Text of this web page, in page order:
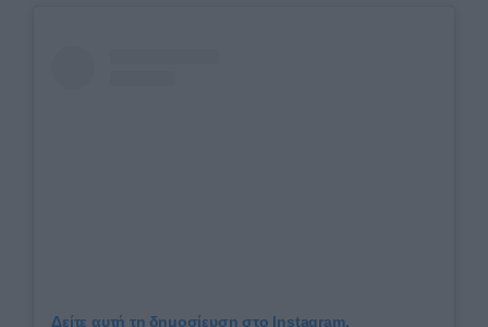
Δείτε αυτή τη δημοσίευση στο Instagram.